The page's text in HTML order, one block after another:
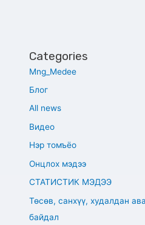
Categories
Mng_Medee
Блог
All news
Видео
Нэр томъёо
Онцлох мэдээ
СТАТИСТИК МЭДЭЭ
Төсөв, санхүү, худалдан
байдал